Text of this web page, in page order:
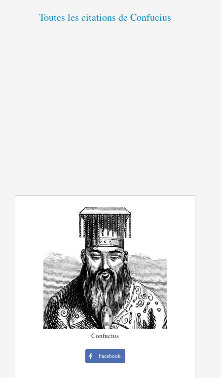
Toutes les citations de Confucius
Confucius
Facebook